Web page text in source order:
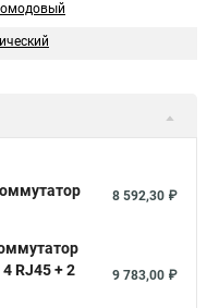
8 592,30 ₽
RJ45 + 2
9 783,00 ₽